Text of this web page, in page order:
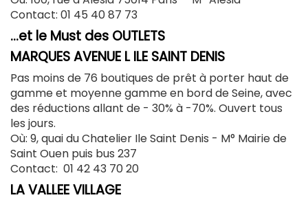
Contact: 01 45 40 87 73
…et le Must des OUTLETS
MARQUES AVENUE L ILE SAINT DENIS
Pas moins de 76 boutiques de prêt à porter haut de
gamme et moyenne gamme en bord de Seine, avec
des réductions allant de - 30% à -70%. Ouvert tous
les jours.
Où: 9, quai du Chatelier Ile Saint Denis - M° Mairie de
Saint Ouen puis bus 237
Contact: 01 42 43 70 20
LA VALLEE VILLAGE